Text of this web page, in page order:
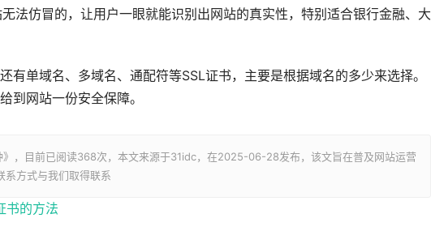
法仿冒的，让用户一眼就能识别出网站的真实性，特别适合银行金融、大
有单域名、多域名、通配符等SSL证书，主要是根据域名的多少来选择。
到网站一份安全保障。
，目前已阅读368次，本文来源于31idc，在2025-06-28发布，该文旨在普及网站运营
系方式与我们取得联系
书的方法